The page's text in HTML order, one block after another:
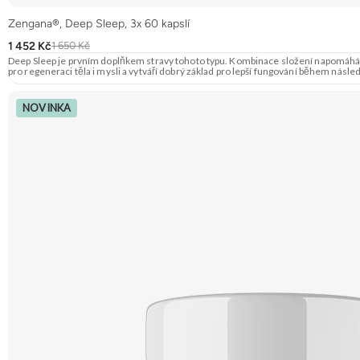
Zengana®, Deep Sleep, 3x 60 kapslí
1 452 Kč1 650 Kč
Deep Sleep je prvním doplňkem stravy tohoto typu. Kombinace složení
pro regeneraci těla i mysli a vytváří dobrý základ pro lepší fungování během
NOVINKA